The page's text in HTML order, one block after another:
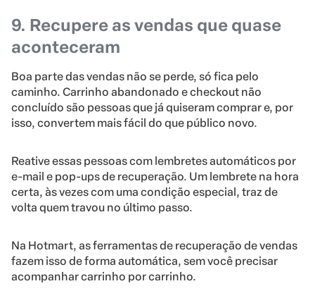
9. Recupere as vendas que quase
aconteceram
Boa parte das vendas não se perde, só fica pelo
caminho. Carrinho abandonado e checkout não
concluído são pessoas que já quiseram comprar e, por
isso, convertem mais fácil do que público novo.
Reative essas pessoas com lembretes automáticos por
e-mail e pop-ups de recuperação. Um lembrete na hora
certa, às vezes com uma condição especial, traz de
volta quem travou no último passo.
Na Hotmart, as ferramentas de recuperação de vendas
fazem isso de forma automática, sem você precisar
acompanhar carrinho por carrinho.